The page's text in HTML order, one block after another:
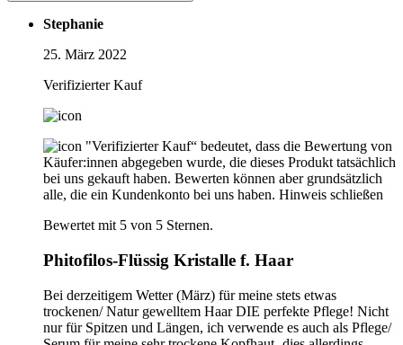
Stephanie
25. März 2022
Verifizierter Kauf
"Verifizierter Kauf“ bedeutet, dass die Bewertung von
Käufer:innen abgegeben wurde, die dieses Produkt tatsächlich
bei uns gekauft haben. Bewerten können aber grundsätzlich
alle, die ein Kundenkonto bei uns haben. Hinweis schließen
Bewertet mit 5 von 5 Sternen.
Phitofilos-Flüssig Kristalle f. Haar
Bei derzeitigem Wetter (März) für meine stets etwas
trockenen/ Natur gewelltem Haar DIE perfekte Pflege! Nicht
nur für Spitzen und Längen, ich verwende es auch als Pflege/